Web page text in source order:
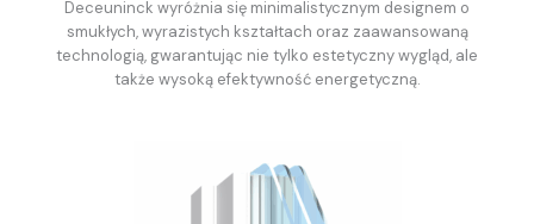
Deceuninck wyróżnia się minimalistycznym designem o
smukłych, wyrazistych kształtach oraz zaawansowaną
technologią, gwarantując nie tylko estetyczny wygląd, ale
także wysoką efektywność energetyczną.